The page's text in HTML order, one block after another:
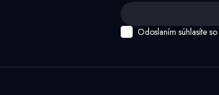
Odoslaním súhlasíte so